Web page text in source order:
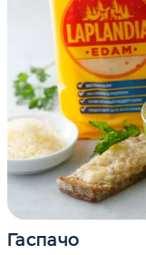
Гаспачо